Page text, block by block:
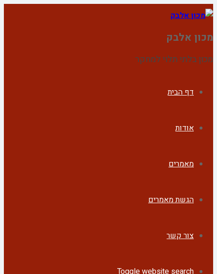
מכון אלבק
מכון בלתי תלוי למחקר
דף הבית
אודות
מאמרים
הגשת מאמרים
צור קשר